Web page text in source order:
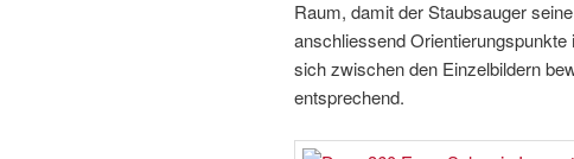
Raum, damit der Staubsauger
anschliessend
sich zwischen den Einzelbildern
entsprechend.